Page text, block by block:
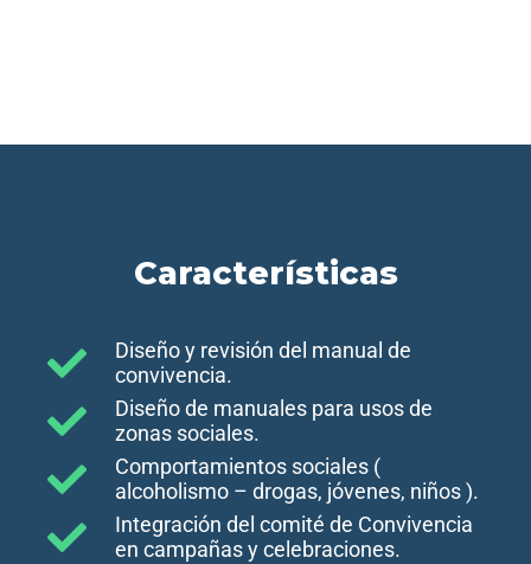
Características
Diseño y revisión del manual de
convivencia.
Diseño de manuales para usos de
zonas sociales.
Comportamientos sociales (
alcoholismo – drogas, jóvenes, niños ).
Integración del comité de Convivencia
en campañas y celebraciones.